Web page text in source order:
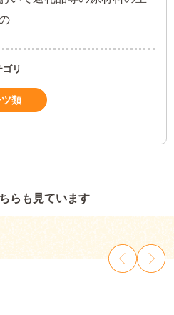
リ
類
らも見ています